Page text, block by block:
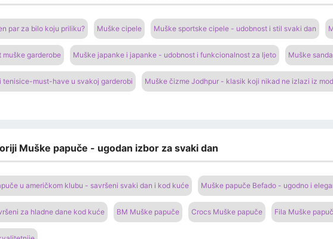
par za bilo koju priliku? Muške cipele Muške sportske cipele - udobnost i stil svaki dan
garderobe Muške japanke i japanke - udobnost i funkcionalnost za ljeto Muške
tenisice-must-have u svakoj garderobi Muške čizme Jodhpur - klasik koji nikad ne izlazi iz
Muške papuče - ugodan izbor za svaki dan
u američkom klubu - savršeni svaki dan i kod kuće Muške papuče Befado - ugodno i
za hladne dane kod kuće BM Muške papuče Crocs Muške papuče Fila Muške